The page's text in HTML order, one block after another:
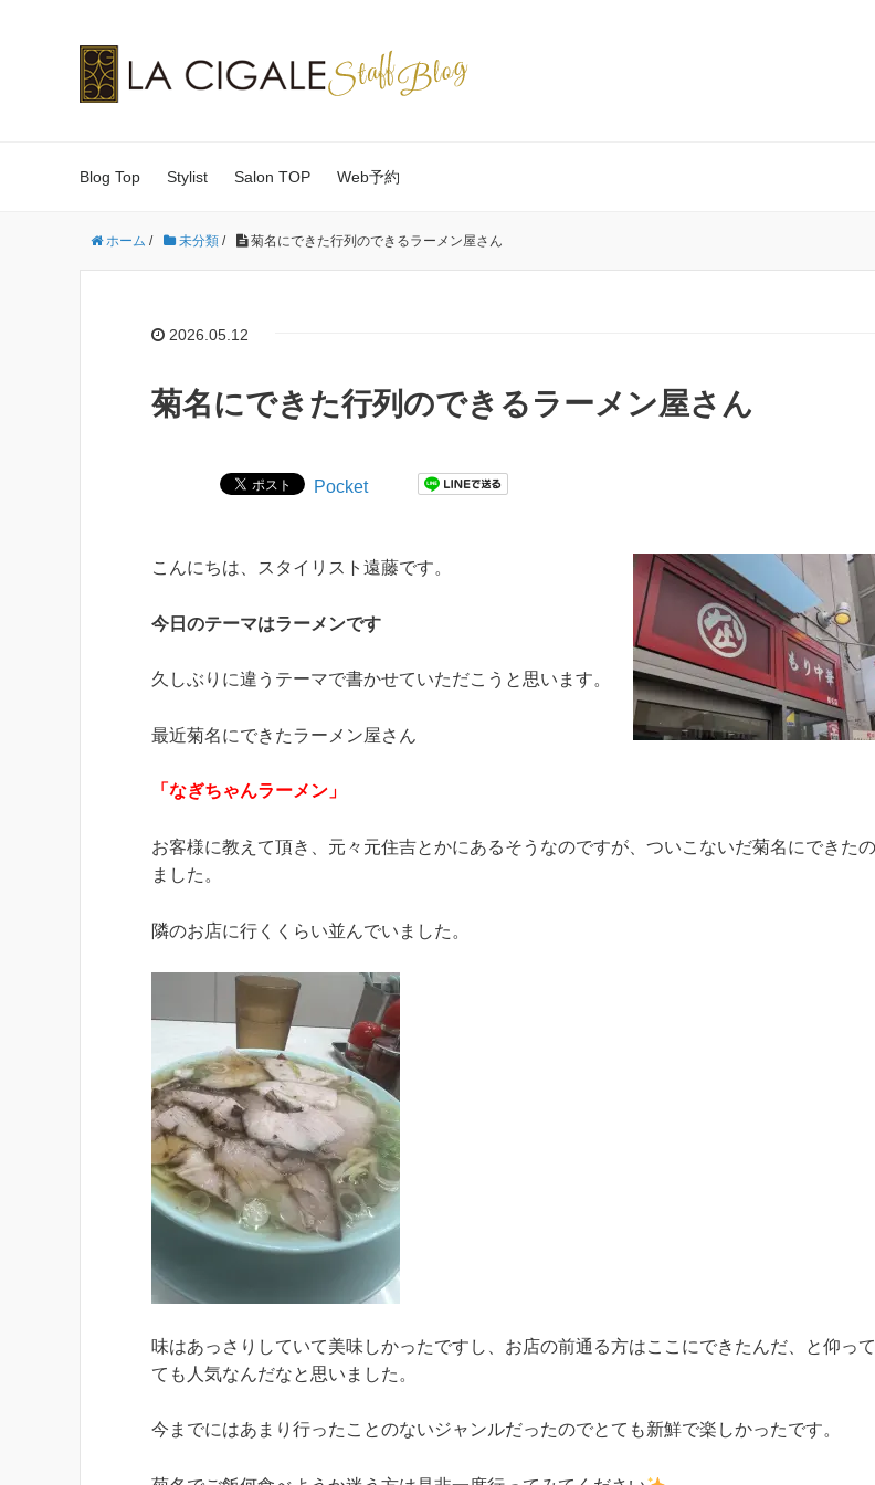
Blog Top Stylist Salon TOP Web予約
ホーム / 未分類 / 菊名にできた行列のできるラーメン屋さん
2026.05.12
菊名にできた行列のできるラーメン屋さん
Pocket
こんにちは、スタイリスト遠藤です。
今日のテーマはラーメンです
久しぶりに違うテーマで書かせていただこうと思います。
最近菊名にできたラーメン屋さん
「なぎちゃんラーメン」
お客様に教えて頂き、元々元住吉とかにあるそうなのですが、ついこないだ菊名にできた
ました。
隣のお店に行くくらい並んでいました。
味はあっさりしていて美味しかったですし、お店の前通る方はここにできたんだ、と仰っ
ても人気なんだなと思いました。
今までにはあまり行ったことのないジャンルだったのでとても新鮮で楽しかったです。